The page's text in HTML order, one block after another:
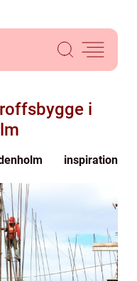
i
inspiration